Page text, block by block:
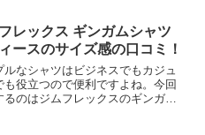
レックス ギンガムシャツ
ースのサイズ感の口コミ！
ルなシャツはビジネスでもカジュ
も役立つので便利ですよね。今回
るのはジムフレックスのギンガム